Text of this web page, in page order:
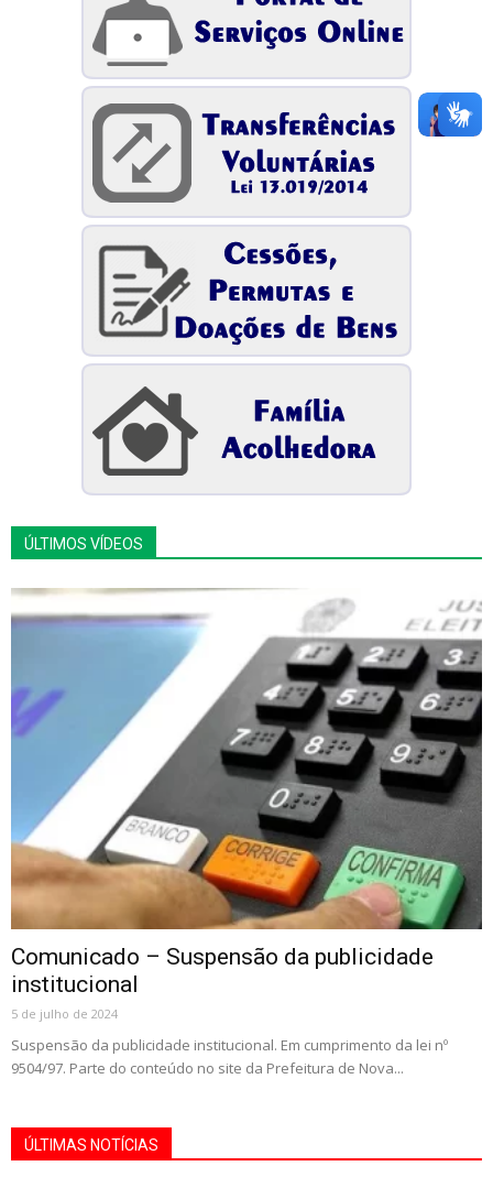
ÚLTIMOS VÍDEOS
Comunicado – Suspensão da publicidade
institucional
5 de julho de 2024
Suspensão da publicidade institucional. Em cumprimento da lei nº
9504/97. Parte do conteúdo no site da Prefeitura de Nova...
ÚLTIMAS NOTÍCIAS